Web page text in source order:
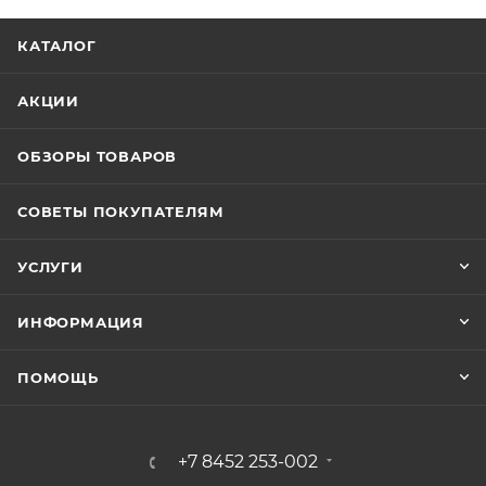
КАТАЛОГ
АКЦИИ
ОБЗОРЫ ТОВАРОВ
СОВЕТЫ ПОКУПАТЕЛЯМ
УСЛУГИ
ИНФОРМАЦИЯ
ПОМОЩЬ
+7 8452 253-002